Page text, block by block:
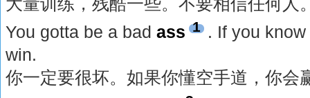
You gotta be a badass 1 . If you
win.
你一定要很坏。如果你懂空手道，你会